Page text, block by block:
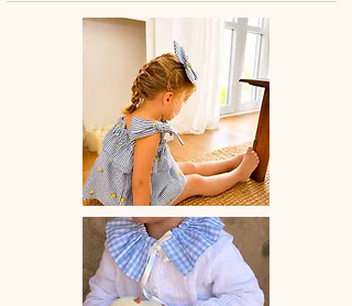
🌸 Chaque bloomer est entièrement
confectionné à la main en France,
avec amour et savoir-faire artisanal.
💛 Un indispensable du dressing de
bébé, alliant confort, praticité et style
bohème.
📏 Délai de fabrication : entre 15 et 28
jours ouvrés selon les commandes en
🫧 Entretien : lavage à la main ou en
machine à 30° (cycle délicat, couleurs
similaires). Ne pas utiliser de sèche-